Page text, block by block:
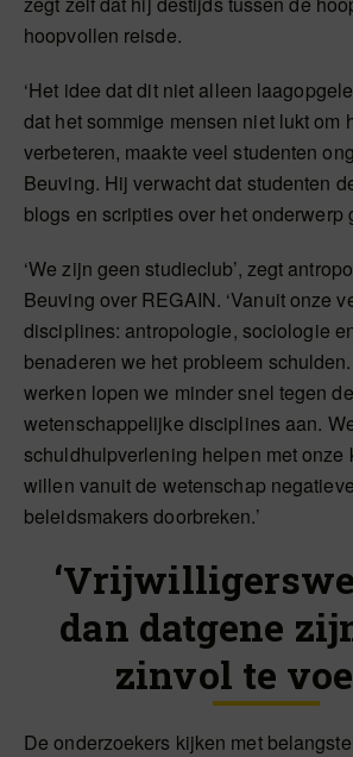
hoopvollen reisde.
‘Het idee dat dit niet alleen
dat het sommige mensen niet lukt om
verbeteren, maakte veel studenten
Beuving. Hij verwacht dat studenten
blogs en scripties over het onderwerp
‘We zijn geen studieclub’, zegt
Beuving over REGAIN. ‘Vanuit onze
disciplines: antropologie, sociologie
benaderen we het probleem
werken lopen we minder snel tegen
wetenschappelijke disciplines aan.
schuldhulpverlening helpen met onze
willen vanuit de wetenschap
beleidsmakers doorbreken.’
dan datgene
zinvol te
De onderzoekers kijken met